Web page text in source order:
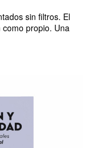
sin filtros. El
propio. Una